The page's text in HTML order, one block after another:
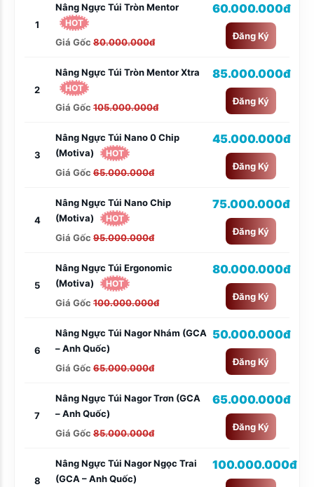
1
Nâng Ngực Túi Tròn Mentor
HOT
Giá Gốc 80.000.000đ
60.000.000đ
Đăng Ký
2
Nâng Ngực Túi Tròn Mentor Xtra
HOT
Giá Gốc 105.000.000đ
85.000.000đ
Đăng Ký
3
Nâng Ngực Túi Nano 0 Chip
(Motiva)
HOT
Giá Gốc 65.000.000đ
45.000.000đ
Đăng Ký
4
Nâng Ngực Túi Nano Chip
(Motiva)
HOT
Giá Gốc 95.000.000đ
75.000.000đ
Đăng Ký
5
Nâng Ngực Túi Ergonomic
(Motiva)
HOT
Giá Gốc 100.000.000đ
80.000.000đ
Đăng Ký
6
Nâng Ngực Túi Nagor Nhám (GCA
– Anh Quốc)
Giá Gốc 65.000.000đ
50.000.000đ
Đăng Ký
7
Nâng Ngực Túi Nagor Trơn (GCA
– Anh Quốc)
Giá Gốc 85.000.000đ
65.000.000đ
Đăng Ký
8
Nâng Ngực Túi Nagor Ngọc Trai
(GCA – Anh Quốc)
100.000.000đ